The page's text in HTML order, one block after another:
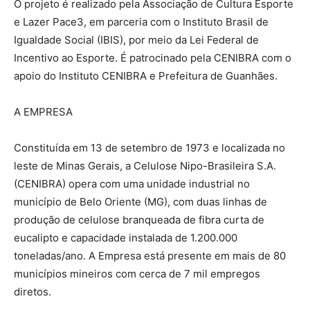
O projeto é realizado pela Associação de Cultura Esporte
e Lazer Pace3, em parceria com o Instituto Brasil de
Igualdade Social (IBIS), por meio da Lei Federal de
Incentivo ao Esporte. É patrocinado pela CENIBRA com o
apoio do Instituto CENIBRA e Prefeitura de Guanhães.
A EMPRESA
Constituída em 13 de setembro de 1973 e localizada no
leste de Minas Gerais, a Celulose Nipo-Brasileira S.A.
(CENIBRA) opera com uma unidade industrial no
município de Belo Oriente (MG), com duas linhas de
produção de celulose branqueada de fibra curta de
eucalipto e capacidade instalada de 1.200.000
toneladas/ano. A Empresa está presente em mais de 80
municípios mineiros com cerca de 7 mil empregos
diretos.